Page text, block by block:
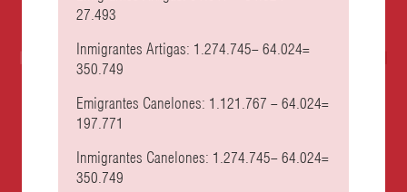
27.493
Inmigrantes Artigas: 1.274.745− 64.024=
350.749
Emigrantes Canelones: 1.121.767 − 64.024=
197.771
Inmigrantes Canelones: 1.274.745− 64.024=
350.749